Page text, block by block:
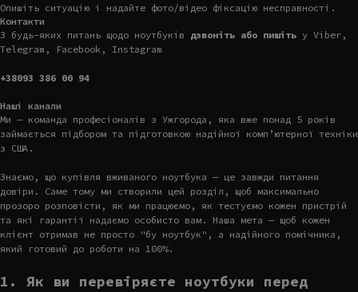
Опишіть ситуацію і надайте фото/відео фіксацію несправності.
Контакти
З будь-яких питань щодо ноутбуків дзвоніть або пишіть у Viber,
Telegram, Facebook, Instagram
+38093 386 00 94
Наші канали
Ми — команда професіоналів з Ужгорода, яка вже понад 5 років
займається підбором та підготовкою надійної комп’ютерної техніки
з США.
Знаємо, що купівля вживаного ноутбука — це завжди питання
довіри. Саме тому ми створили цей розділ, щоб максимально
прозоро розповісти, як ми працюємо, як тестуємо кожен пристрій
та які гарантії надаємо особисто вам. Наша мета — щоб кожен
клієнт отримав не просто "бу ноутбук", а надійного помічника,
який готовий до роботи на 100%.
1. Як ви перевіряєте ноутбуки перед